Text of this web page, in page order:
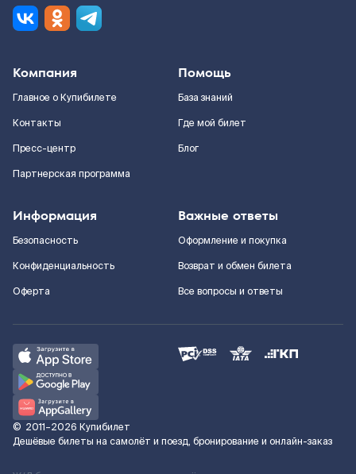
Компания
Главное о Купибилете
Контакты
Пресс-центр
Партнерская программа
Помощь
База знаний
Где мой билет
Блог
Информация
Безопасность
Конфиденциальность
Оферта
Важные ответы
Оформление и покупка
Возврат и обмен билета
Все вопросы и ответы
© 2011–2026 Купибилет
Дешёвые билеты на самолёт и поезд, бронирование и онлайн-заказ